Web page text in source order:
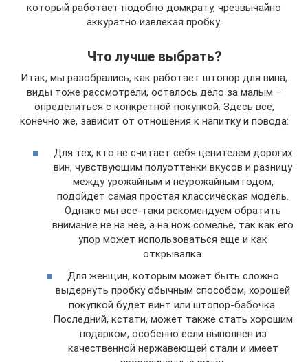
который работает подобно домкрату, чрезвычайно
аккуратно извлекая пробку.
Что лучше выбрать?
Итак, мы разобрались, как работает штопор для вина,
виды тоже рассмотрели, осталось дело за малым –
определиться с конкретной покупкой. Здесь все,
конечно же, зависит от отношения к напитку и повода:
Для тех, кто не считает себя ценителем дорогих
вин, чувствующим полуоттенки вкусов и разницу
между урожайным и неурожайным годом,
подойдет самая простая классическая модель.
Однако мы все-таки рекомендуем обратить
внимание не на нее, а на нож сомелье, так как его
упор может использоваться еще и как
открывалка.
Для женщин, которым может быть сложно
выдернуть пробку обычным способом, хорошей
покупкой будет винт или штопор-бабочка.
Последний, кстати, может также стать хорошим
подарком, особенно если выполнен из
качественной нержавеющей стали и имеет